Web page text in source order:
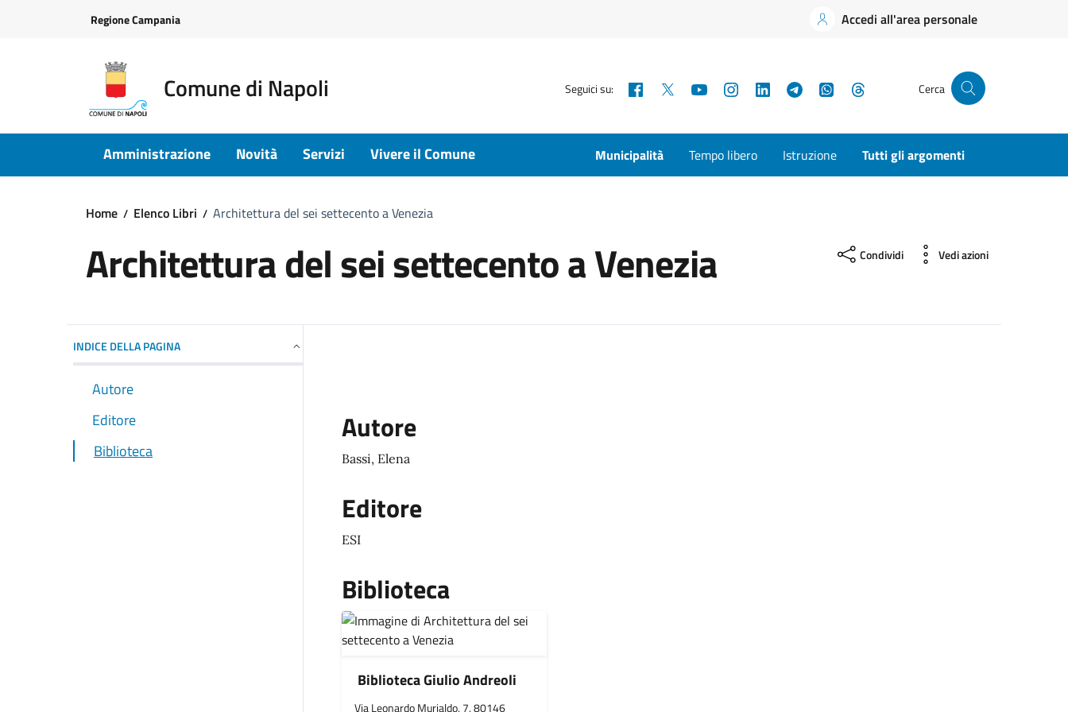
Regione Campania Accedi all'area personale
Comune di Napoli Seguici su: Facebook YouTubeInstagramLinkedInTelegramWhatsApp Cerca
Amministrazione Novità Servizi Vivere il Comune Municipalità Tempo libero Istruzione Tutti gli argomenti
Home Elenco Libri Architettura del sei settecento a Venezia
Architettura del sei settecento a Venezia Condividi Vedi azioni
INDICE DELLA PAGINA
Autore
Editore
Biblioteca
Autore
Bassi, Elena
Editore
ESI
Biblioteca
Biblioteca Giulio Andreoli
Via Leonardo Murialdo, 7, 80146